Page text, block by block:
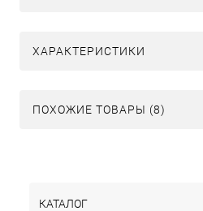
ХАРАКТЕРИСТИКИ
ПОХОЖИЕ ТОВАРЫ (8)
КАТАЛОГ